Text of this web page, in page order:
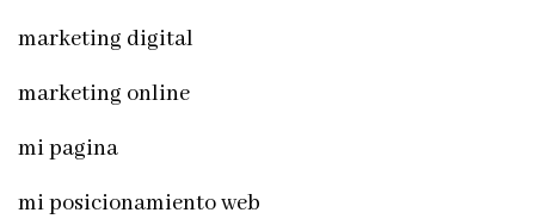
marketing digital
marketing online
mi pagina
mi posicionamiento web